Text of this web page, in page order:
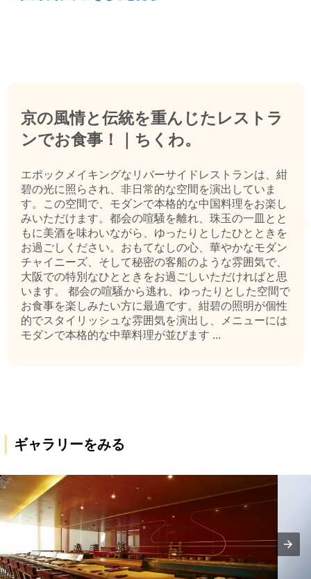
京の風情と伝統を重んじたレストラ
ンでお食事！｜ちくわ。
エポックメイキングなリバーサイドレストランは、紺
碧の光に照らされ、非日常的な空間を演出していま
す。この空間で、モダンで本格的な中国料理をお楽し
みいただけます。都会の喧騒を離れ、珠玉の一皿とと
もに美酒を味わいながら、ゆったりとしたひとときを
お過ごしください。おもてなしの心、華やかなモダン
チャイニーズ、そして秘密の客船のような雰囲気で、
大阪での特別なひとときをお過ごしいただければと思
います。 都会の喧騒から逃れ、ゆったりとした空間で
お食事を楽しみたい方に最適です。紺碧の照明が個性
的でスタイリッシュな雰囲気を演出し、メニューには
モダンで本格的な中華料理が並びます ...
ギャラリーをみる